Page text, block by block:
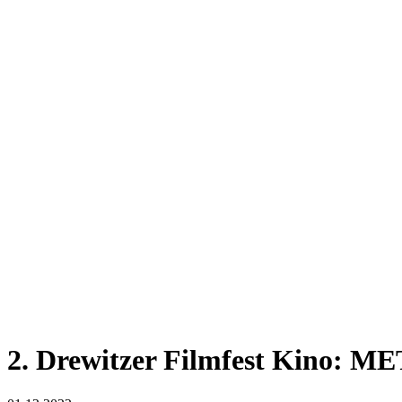
2. Drewitzer Filmfest Kino: